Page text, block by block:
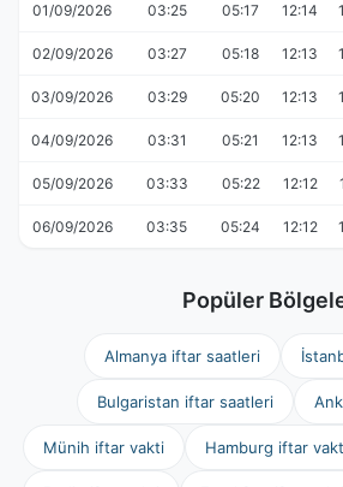
01/09/2026 03:25 05:17 12:14
02/09/2026 03:27 05:18 12:13
03/09/2026 03:29 05:20 12:13
04/09/2026 03:31 05:21 12:13
05/09/2026 03:33 05:22 12:12
06/09/2026 03:35 05:24 12:12
Popüler
Almanya iftar saatleri
Bulgaristan iftar saatleri
Münih iftar vakti Hamburg iftar